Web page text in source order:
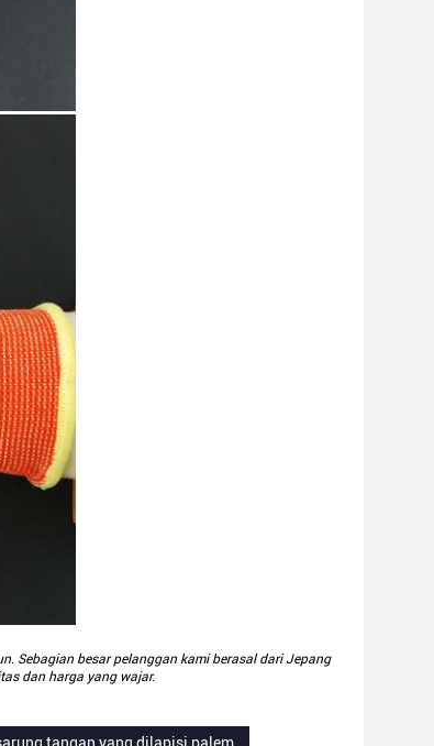
Sebagian besar pelanggan kami berasal dari Jepang
dan harga yang wajar.